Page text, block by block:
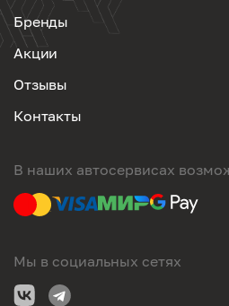
Бренды
Акции
Отзывы
Контакты
В наших автосервисах
Мы в социальных сетях